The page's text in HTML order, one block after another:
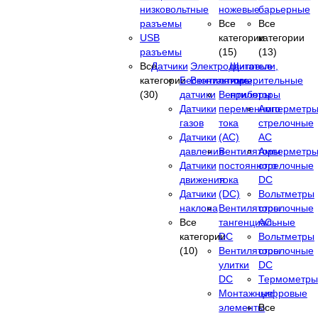
низковольтные
разъемы
USB
разъемы
Все
категории
(30)
ножевые
Все
категории
(15)
барьерные
Все
категории
(13)
Датчики
Бесконтактные
датчики
Датчики
газов
Датчики
давления
Датчики
движения
Датчики
наклона
Все
категории
(10)
Электродвигатели,
Вентиляторы
Вентиляторы
переменного
тока
(AC)
Вентиляторы
постоянного
тока
(DC)
Вентиляторы
тангенциальные
DC
Вентиляторы
улитки
DC
Монтажные
элементы
Щитовые
измерительные
приборы
Амперметры
стрелочные
AC
Амперметры
стрелочные
DC
Вольтметры
стрелочные
AC
Вольтметры
стрелочные
DC
Термометры
цифровые
Все